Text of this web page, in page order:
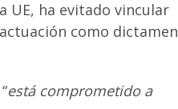
UE, ha evitado vincular
como dictamen
está comprometido a